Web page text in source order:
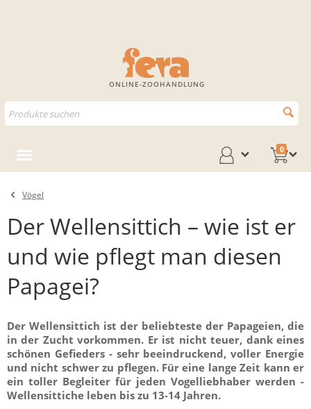
ONLINE-ZOOHANDLUNG
0
Vögel
Der Wellensittich – wie ist er
und wie pflegt man diesen
Papagei?
Der Wellensittich ist der beliebteste der Papageien, die
in der Zucht vorkommen. Er ist nicht teuer, dank eines
schönen Gefieders - sehr beeindruckend, voller Energie
und nicht schwer zu pflegen. Für eine lange Zeit kann er
ein toller Begleiter für jeden Vogelliebhaber werden -
Wellensittiche leben bis zu 13-14 Jahren.